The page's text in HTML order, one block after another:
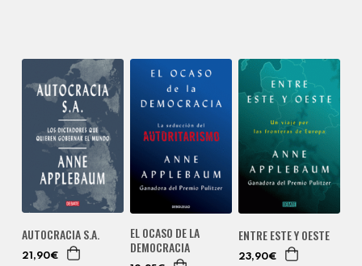
AUTOCRACIA S.A.
21,90€
EL OCASO DE LA
DEMOCRACIA
ENTRE ESTE Y OESTE
23,90€